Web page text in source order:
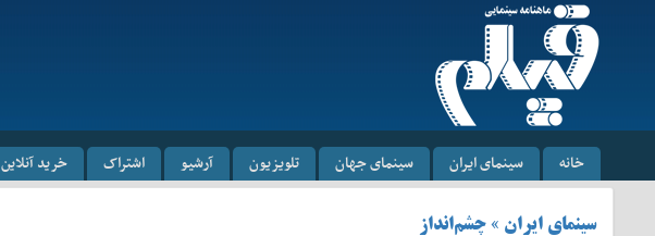
خانه سینمای ایران سینمای جهان تلویزیون آرشیو اشتراک خرید آنلاین
سینمای ایران » چشم‌انداز